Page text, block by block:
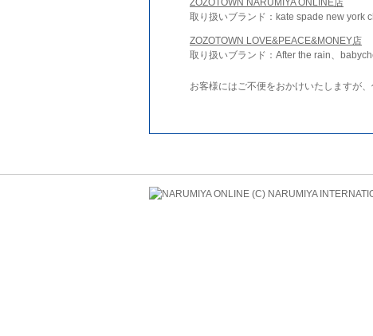
取り扱いブランド：kate spade new york
ZOZOTOWN LOVE&PEACE&MONEY店
取り扱いブランド：After the rain、
お客様にはご不便をおかけいたしますが